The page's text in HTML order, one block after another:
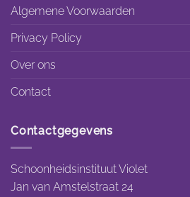
Algemene Voorwaarden
Privacy Policy
Over ons
Contact
Contactgegevens
Schoonheidsinstituut Violet
Jan van Amstelstraat 24